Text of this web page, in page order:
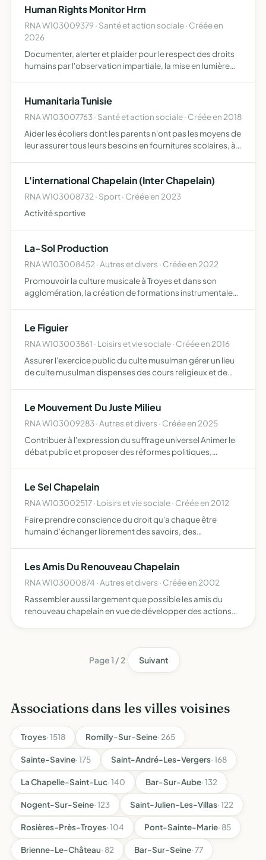
Human Rights Monitor Hrm
RNA W103009379 · Santé et action sociale · Créée en
2026
Documenter, alerter et plaider pour le respect des droits
humains par l'observation impartiale, la mise en lumière
Humanitaria Tunisie
RNA W103007763 · Santé et action sociale · Créée en 2018
Aider les écoliers dont les parents n'ont pas les moyens de
leur assurer tous leurs besoins en fournitures scolaires, à
L'international Chapelain (Inter Chapelain)
RNA W103008732 · Sport · Créée en 2023
Activité sportive
La-Sol Production
RNA W103008452 · Autres et divers · Créée en 2022
Promouvoir la culture musicale à Troyes et dans son
agglomération, la création de formations instrumentales
Le Figuier
RNA W103003861 · Loisirs et vie sociale · Créée en 2016
Assurer l'exercice public du culte musulman gérer un lieu
de culte musulman dispenses des cours religieux et de
Le Mouvement Du Juste Milieu
RNA W103009283 · Autres et divers · Créée en 2025
Contribuer à l'expression du suffrage universel Animer le
débat public et proposer des réformes politiques,
Le Sel Chapelain
RNA W103002517 · Loisirs et vie sociale · Créée en 2012
Faire prendre conscience du droit qu'a chaque être
humain d'échanger librement des savoirs, des
l'objet et au but de l…
Les Amis Du Renouveau Chapelain
RNA W103000874 · Autres et divers · Créée en 2002
Rassembler aussi largement que possible les amis du
renouveau chapelain en vue de développer des actions
Page 1 / 2 Suivant
Associations dans les villes voisines
Troyes· 1518 Romilly-Sur-Seine· 265
Sainte-Savine· 175 Saint-André-Les-Vergers· 168
La Chapelle-Saint-Luc· 140 Bar-Sur-Aube· 132
Nogent-Sur-Seine· 123 Saint-Julien-Les-Villas· 122
Rosières-Près-Troyes· 104 Pont-Sainte-Marie· 85
Brienne-Le-Château· 82 Bar-Sur-Seine· 77